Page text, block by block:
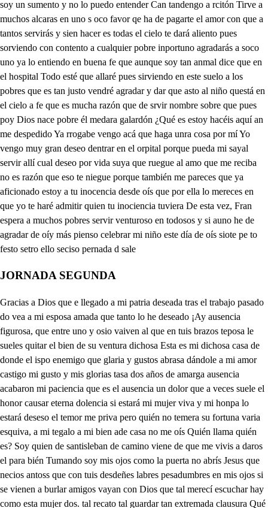
JORNADA SEGUNDA
Gracias a Dios que e llegado a mi patria deseada tras el trabajo pasado do vea a mi esposa amada que tanto lo he deseado ¡Ay ausencia figurosa, que entre uno y osio vaiven al que en tuis brazos teposa le sueles quitar el bien de su ventura dichosa Esta es mi dichosa casa de donde el ispo enemigo que glaria y gustos abrasa dándole a mi amor castigo mi gusto y mis glorias tasa dos años de amarga ausencia acabaron mi paciencia que es el ausencia un dolor que a veces suele el honor causar eterna dolencia si estará mi mujer viva y mi honpa lo estará deseso el temor me priva pero quién no temera su fortuna varia esquiva, a mi tegalo a mi bien ade casa no me oís Quién llama quién es? Soy quien de santisleban de camino viene de que me vivis a daros el para bién Tumando soy mis ojos como la puerta no abrís Jesus que necios antoss que con tuis desdeñes labres pesadumbres en mis ojos si se vienen a burlar amigos vayan con Dios que tal merecí escuchar hay como esta mujer dos. tal recato tal guardar tan extremada clausura Qué más gusto ha de querer quien ser casado procura que una tan casta mujer que de ausencia le asegura sale dl ea ocentro de mi deseo Que deseado habéis sido tal es el bien que poseo que con el gozo crecido parece que no lo creo sale donDie vengo a vers mi querida dastre por quien vivo hoy de mis tormentos se olvida Mas ¿qué es lo que viendo estoy Ven espero de mi vida. su marido de besar que ausente de Alcala estaba que tal he llegado a ver aquí mi vida se acaba Pues mi gusto es de perder ¿Qué es lo que busca galán así se entra por la casa donde sus dueños estáir aquesa libbertad pasa defaya.s Dicio mean sta casa se al quilaba de mis tormentos se olvida y por eso a ver la entraba No se alquila que ha venido y a su dueño y mi marido a saber eso bastaba de dies para no entrar acadentro bien lo inmendo por allí el saber está en su centro Perdonad, si os ofendí Id con Dios A ciego incuento Vamos de aquí prenda amada adónde os quiero contar de mi prolija gornada cosas qué os han de desar extrañamente admirada centran dende de le n dmédico y un cer el ospital vestido de una Parda hasta en pies y una tabla de memoria dotoo que de ese hern tantas cosas dicen no padre encarecer su virtud fara son las cosas que hecho tan extrañas en un año que habrá que tomo rlavino que con racón le llama el mundo santo y es su limpieza tan divina en todo que pordo el mundo piensa que no acierta por allí hace cosas prodigiosos su ejercicio mayor son las limosnas y tal que detres mil ducados pasan lo que ha dado este año abiudas pobres a pobres esudiantes y a otros muchos que vienen a valerse de sus manos Todo loda el cielo con más colmo que después que está fran en casa del ospital las rentas son mayores la mitad de lo que eran ahora a un año cura los pobres con tan gran paciencia que volverá decera a un duro vience no hay apartarle de ellos allí tienen su madre y padre su consuelo y vida y lo que causa admiración más grande es que suele un infermo desauciado pedirle un jarro de agua y su simpleza sin mirar que le puede dar la muerte se lo da luego al punto y quiere el cielo que l agua la salud le da y la vida maravillas son grandes mas con todo importa que se curen los enfermos conforme lo que el médico ordenare el hermano Francisco, aunque están bueno para infermero no aprovecha nada Él viene aquí que gustó da mirarle Podía pedirle cuenta de la comida que hoíles dio a los pobres que aquí está la tablilla de memoria Oh hermano doctor sea bien venido diga p fran con los pobres Cómo le haído oy Muy bien por cierto le hacer paseual Cama primera que vos y pasas Qué le dio tenía ya el hermano calentura Díjome que quería un pie de puerco Diselo y al momento quedo bueno que disparate Probeiolo el cielo cama segunda nada hasta la noche aquese perno estaba muerto de hambre dile un plato de coles y denavos una ojaza de pan y guarrote inviólo a su casa y fuese luego Qué gracias al señor está ya bueno cama tercera hérgente una aguda no la quiso el hermano y afoyola Pidióme vino y dile media yacumbre y ya como un reloz se ha levantado Cama cuarta gallina No la quiso y yo me la comí Pordarle gusto cama quenta sangría Aquese ao dijo que estaba flaco y parecióme que no sería razón sacarle sangre Antososele una cabeza de ajos dicla y ya comienza a levantarse mire qeno fr, auque estas cosas las cace Dios con su poder inmenso no siempre nuestras obras son tan santas que merecen que Dios haga milagros ándonos la s alvo por tantos modos curenselos enfermos, según manda el orden que los médicos le dieren que Dios los sanara de aesta suerte sintentar la fortuna confemedios que les dieran la muerte si Dios mismo con su grande piedad no lo excusara el niño Jesús quiere que así sanen No tiene que cansarse hermano medieo que Dios sabe muy bien lo que se hace no permiten repuestas sus fazones Señor, Dios nos socorre de esta suerte temo que si diese aquese enojo al hermano fran que en la vida no sucedera cosa en esta casa que no nos diese pena De esa suerte no quiero eplisar ágase todo de la misma manera que or denaré el certo f En verdad c quel niño Jesiz ese que lo ordena con médico tan bueno poco importa me decinas quel mundo les aplica Tal del niño Jesús es lavonica sale po de san este banque viendo matar a su mujer después de tan larga ausencia ijo en mi casa cruel para acabar mi paciencia Ahora verás en ti y él si hay en mi brazo clemencia que entre aquestos brazos dos has de pagar el tributo a la muerte, ¡vive Dios de esta ausencia tan mal fruto honor me habéis dado vos Dime lavidad persura cuyo es el qio enemigo que matar mi honor procura o el alto, cielo es testigo que aquí te desepultura está la honestidad es que tenías tan guardada y mi honor hallo a tus pies pero qué mujer dejada no dio con él astrabes Mi honor mereció este ultraje Mas de aquí puede sacarse l marido que se ausenta si así su mujer le afrenta no tiene de que quejarse y así el que vino a nacer sin conta con gran prudencia guarde el honor que ha de hacer que estal que el aire de ausencia seso de de de cerda de si se viene ha de sacer Vivo es el cijo declara mi afrenta tu culpa aclara más cierra enemiga el labio porque no viendo mi agravio No es mi desonja tan clara Amigo, si os he ofendido si ja más pensé que ere si tan desdichada he sido Que es lo que decir podré a mi afrentado marido acaba enemiga acaba de pueblicar mi desonfa mas sus maldades acaba pues que quise hacer mi honja de una mujer libre esclava ¡Ay amor falso que ha suhecho No sé más que me has desecho con que mi honor satisfaga Dilo presto ves la daga te e desconder en pecho si jamás pensé agraviar tu honor del más altorisco ve a mi cuerpo rodear que a queste niño a criar medio yle her mano fran Él me encargo su regolo que como a un santo le igualo hace mis cosas, por Dios Pero espantome de vos que tengáis mi honor por malo fan el deel ospital te le encargo como cio puede ser más yosharé mal si de tu llanto prolijo creyese suceso cigual mas con todo eso primero el suceso saber quiero pues tanto el caso me toca falsa de su misma boca de quien latidad espero y porque hablarle no puedas entra y en este aposento con llave encenrada que das Doverás tú sin sangriento si aquesta desonra heredas Buen fran detisio. la vida y el honor mío puedan mis lágrimas tanto pues te llama el mundo santo que encubras mi desvarío ¡Ay sonfa, como alimentas al confado corazón si de él una vez te ausentas nunca tarde o finfazón volverte con el intentas importa siempre velar que el honor por ysimirse se viene en el alma a entrar y nunca viene a sentirse hasta que viene a faltar. sale san alabado sea el señor que ya me han dejado solo dónde podré sin temor alabar de polo apolo su grandeza y su favor No sé mi Dios quién noalaba teniendo el sentido en calma el ver que tenía el alma del falso tinoso esclava y por vos del lleva palma Quién no ha de alabar trasesto veros puesto en una cruz tan descolorido el pesto por sacar al hombre a luz que estaba en tinieblas puesto ¿Quién nosalaba si vio que vuestra madre y la mía en el sepulcro os hecho y después altercer día dejáis la cama que os dio quién no alaba vuestro nombre porque el infierno se asombre si de nada al hombre hicistes y confando el ser que le distes por el hombre os hacéis hombre ala vemos gusanillo alsor que nos crío. con corazón tan sencillo pues que nos hizo hombre ino nos cizo baca o no villo a la vemos que es facón ADiós que nos ha criado dándonos tan gran valor pudiendo hacebios tejado Opepita de melón a la vemos le infinito pues es de los pobres rey y con su poder bendito conbrenos cizo y no vuey Carnero macgo o cabrito, a la vemos su poder Pues que suduvimno trato nos dio este humano ser pudiéndonos hacer pato Qué pato nos pudo hacer y pues que el cielo divino le alaba consacro canto a su Alabanza me inclino Pues que mésico hombre inocanto y me pudo hacer pollino y así con mí lenga puda es bien que a la ballo avda quien fuera un grande sabio porque os lo hasé mi labio dándome vos vuestra haydeda mas, aunque mi ingenio fue tan de piedra oduro tronco con él os alabaré aunque soy tan fudo y bronco que en dos mil faltas caire sale pr de Santisteban a cie Franco vengo a saber si mi mujer que esta es la pena que tengo No hay que venir a saber con la priesa me detengo vengo a saber si le ha dado que después que ausente estado allé en casa ¿Qué se abrasa que el niño que halló en su casa El sñr te le ha inviado pregunto, si se le dio a mi mujer. Porque no Pues ¿quién se le había de dar si no le quiere criar Tráígale que aquí estoy yo el niño Jesíes no quiere que no estimen a sustimos si criarle no quisiere con mis fraternos cariños haré yo lo que pudiere digo her ¿que deseo que si es suyo. ¡Bueno está traigámele que yo creo quelnimo Je sus podra quitarle ese mal deseo los niños que da el señor si a Dios quieren agradar Criarlos con mucho amor oel selor sabía criar Pues lo sabe hacer mejor muy buenos son los criojos y el no agradecer al cielo que le cumpla sus antojos si fue malo mi recelo y